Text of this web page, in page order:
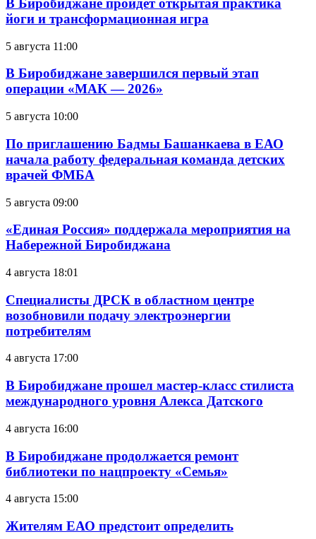
В Биробиджане пройдет открытая практика
йоги и трансформационная игра
5 августа 11:00
В Биробиджане завершился первый этап
операции «МАК — 2026»
5 августа 10:00
По приглашению Бадмы Башанкаева в ЕАО
начала работу федеральная команда детских
врачей ФМБА
5 августа 09:00
«Единая Россия» поддержала мероприятия на
Набережной Биробиджана
4 августа 18:01
Специалисты ДРСК в областном центре
возобновили подачу электроэнергии
потребителям
4 августа 17:00
В Биробиджане прошел мастер-класс стилиста
международного уровня Алекса Датского
4 августа 16:00
В Биробиджане продолжается ремонт
библиотеки по нацпроекту «Семья»
4 августа 15:00
Жителям ЕАО предстоит определить